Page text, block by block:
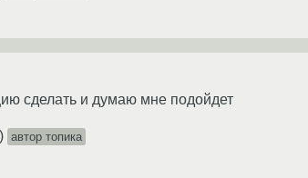
сделать и думаю мне подойдет
) автор топика